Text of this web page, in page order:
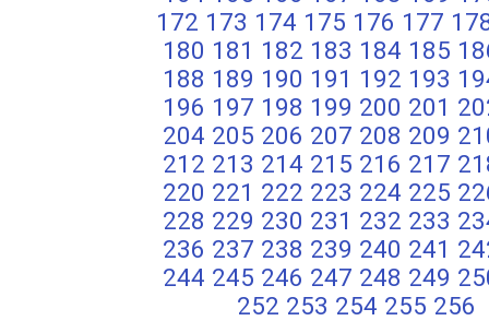
172 173 174 175 176 177
180 181 182 183 184 185
188 189 190 191 192 193
196 197 198 199 200 201
204 205 206 207 208 209
212 213 214 215 216 217
220 221 222 223 224 225
228 229 230 231 232 233
236 237 238 239 240 241
244 245 246 247 248 249
252 253 254 255 256